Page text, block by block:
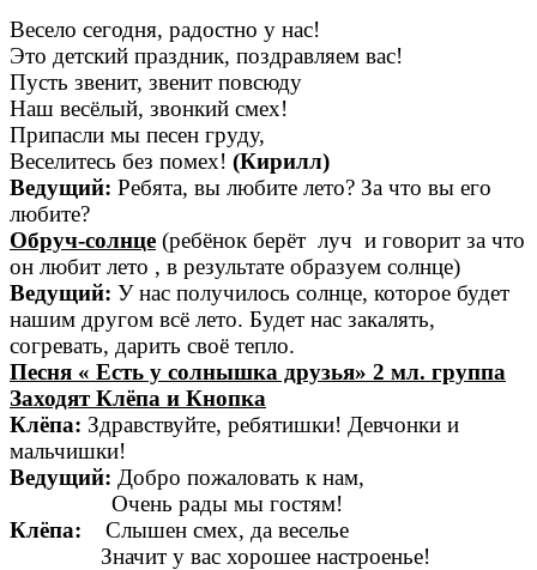
Весело сегодня, радостно у нас!
Это детский праздник, поздравляем вас!
Пусть звенит, звенит повсюду
Наш весёлый, звонкий смех!
Припасли мы песен груду,
Веселитесь без помех! (Кирилл)
Ведущий: Ребята, вы любите лето? За что вы его
любите?
Обруч-солнце (ребёнок берёт луч и говорит за что
он любит лето , в результате образуем солнце)
Ведущий: У нас получилось солнце, которое будет
нашим другом всё лето. Будет нас закалять,
согревать, дарить своё тепло.
Песня « Есть у солнышка друзья» 2 мл. группа
Заходят Клёпа и Кнопка
Клёпа: Здравствуйте, ребятишки! Девчонки и
мальчишки!
Ведущий: Добро пожаловать к нам,
Очень рады мы гостям!
Клёпа: Слышен смех, да веселье
Значит у вас хорошее настроенье!